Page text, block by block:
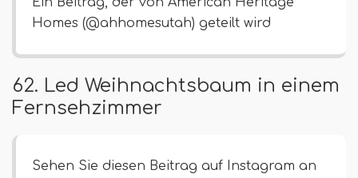
Homes (@ahhomesutah) geteilt wird
62. Led Weihnachtsbaum in einem
Fernsehzimmer
Sehen Sie diesen Beitrag auf Instagram an